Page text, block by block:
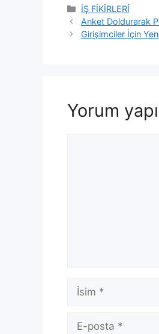
Kategoriler
İŞ FİKİRLERİ
Anket Doldurarak
Girişimciler İçin
Yorum
İsim